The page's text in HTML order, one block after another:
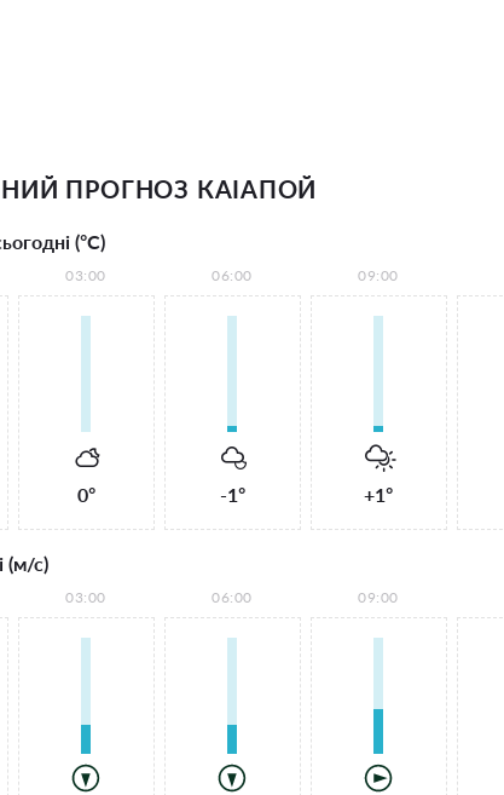
ПРОГНОЗ КАІАПОЙ
(°С)
03:00
0°
06:00
-1°
09:00
+1°
(м/с)
03:00 06:00 09:00